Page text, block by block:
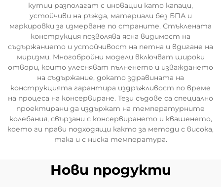
кутии разполагат с иновации като капаци,
устойчиви на ръжда, материали без БПА и
маркировки за измерване по страните. Стъклената
конструкция позволява ясна видимост на
съдържанието и устойчивост на петна и вдигане на
миризми. Многобройни модели включват широки
отвори, които улесняват пълненето и изваждането
на съдържание, докато здравината на
конструкцията гарантира издръжливост по време
на процеса на консервиране. Тези съдове са специално
проектирани да издържат на температурните
колебания, свързани с консервирането и квашенето,
което ги прави подходящи както за методи с висока,
така и с ниска температура.
Нови продукти